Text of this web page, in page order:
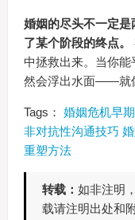
婚姻的尽头不一定是
了某个阶段的终点。
中拯救出来。当你
然会浮出水面——就
Tags： 婚姻危机早
非对抗性沟通技巧
重塑方法
转载： 如非注明
载请注明出处和